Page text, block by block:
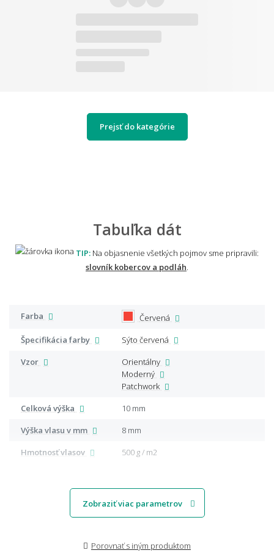
Prejsť do kategórie
Tabuľka dát
TIP: Na objasnenie všetkých pojmov sme pripravili:
slovník kobercov a podláh
Farba
Červená
Špecifikácia farby
Sýto červená
Vzor
Orientálny
Moderný
Patchwork
Celková výška
10 mm
Výška vlasu v mm
8 mm
Hmotnosť vlasov
500 g / m2
Zobraziť viac parametrov
Porovnať s iným produktom